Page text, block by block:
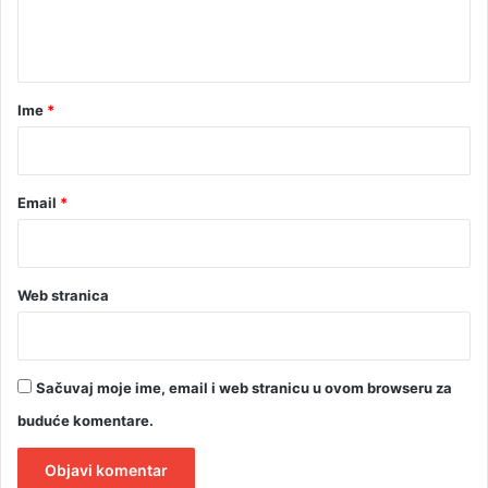
rIme *
Email *
Web stranica
Sačuvaj moje ime, email i web stranicu u ovom browseru za
buduće komentare.